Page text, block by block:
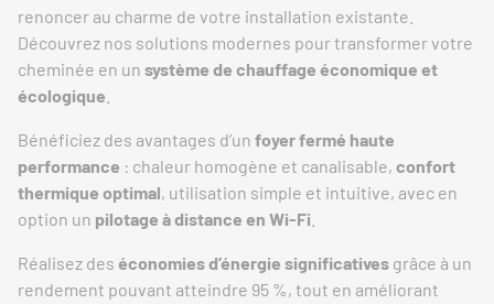
renoncer au charme de votre installation existante.
Découvrez nos solutions modernes pour transformer votre
cheminée en un système de chauffage économique et
écologique
Bénéficiez des avantages d’un foyer fermé haute
performance : chaleur homogène et canalisable, confort
thermique optimal, utilisation simple et intuitive, avec en
option un pilotage à distance en Wi-Fi
Réalisez des économies d’énergie significatives grâce à un
rendement pouvant atteindre 95 %, tout en améliorant